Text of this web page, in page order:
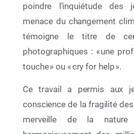
poindre l’inquiétude
menace du changement
témoigne le titre de
photographiques : « une
touche » ou « cry for help ».
Ce travail a permis aux
conscience de la fragilité
merveille de la